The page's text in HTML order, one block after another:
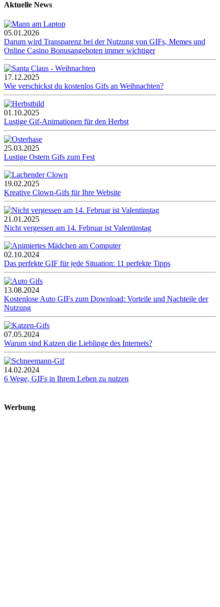
Aktuelle News
05.01.2026
Darum wird Transparenz bei der Nutzung von GIFs, Memes und
Online Casino Bonusangeboten immer wichtiger
17.12.2025
Wie verschickst du kostenlos Gifs an Weihnachten?
01.10.2025
Lustige Gif-Animationen für den Herbst
25.03.2025
Lustige Ostern Gifs zum Fest
19.02.2025
Kreative Clown-Gifs für Ihre Website
21.01.2025
Nicht vergessen am 14. Februar ist Valentinstag
02.10.2024
Das perfekte GIF für jede Situation: 11 perfekte Tipps
13.08.2024
Kostenlose Auto GIFs zum Download: Vorteile und Nachteile der
Nutzung
07.05.2024
Warum sind Katzen die Lieblinge des Internets?
14.02.2024
6 Wege, GIFs in Ihrem Leben zu nutzen
Werbung